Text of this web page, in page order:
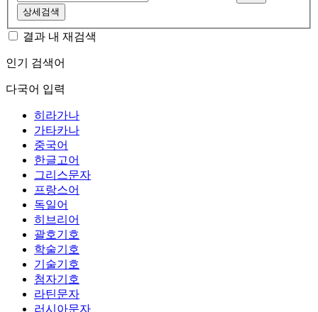
상세검색
결과 내 재검색
인기 검색어
다국어 입력
히라가나
가타카나
중국어
한글고어
그리스문자
프랑스어
독일어
히브리어
괄호기호
학술기호
기술기호
첨자기호
라틴문자
러시아문자